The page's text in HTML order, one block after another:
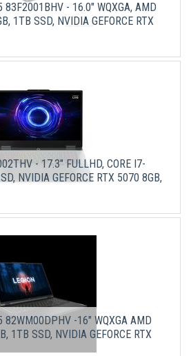
83F2001BHV - 16.0" WQXGA, AMD
1TB SSD, NVIDIA GEFORCE RTX
GAMER LAPTOP 3 ÉV
- 17.3" FULLHD, CORE I7-
NVIDIA GEFORCE RTX 5070 8GB,
3 ÉV GARANCIÁVAL
82WM00DPHV -16" WQXGA AMD
1TB SSD, NVIDIA GEFORCE RTX
LAPTOP 3 ÉV GARANCIÁVAL